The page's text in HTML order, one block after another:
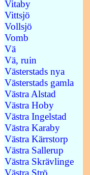
Vitaby
Vittsjö
Vollsjö
Vomb
Vä
Vä, ruin
Västerstads nya
Västerstads gamla
Västra Alstad
Västra Hoby
Västra Ingelstad
Västra Karaby
Västra Kärrstorp
Västra Sallerup
Västra Skrävlinge
Västra Strö